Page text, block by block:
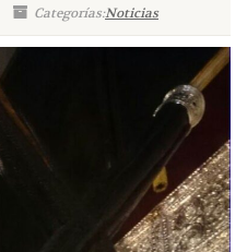
Categorías:Noticias